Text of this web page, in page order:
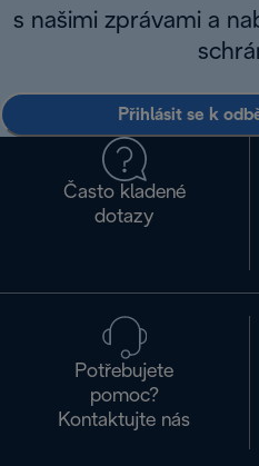
s našimi zprávami a
Přihlásit se k
Často kladené
dotazy
Potřebujete
pomoc?
Kontaktujte nás